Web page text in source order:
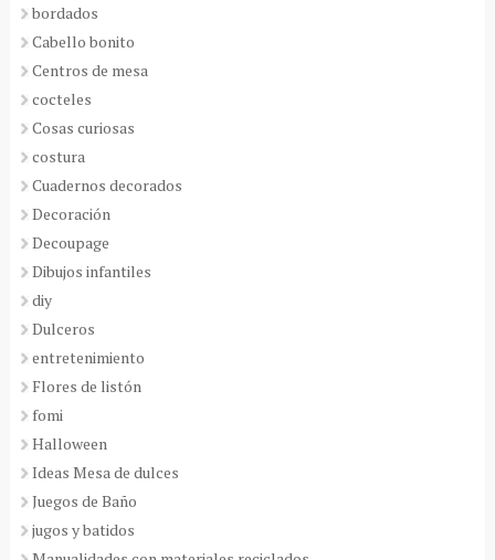
bordados
Cabello bonito
Centros de mesa
cocteles
Cosas curiosas
costura
Cuadernos decorados
Decoración
Decoupage
Dibujos infantiles
diy
Dulceros
entretenimiento
Flores de listón
fomi
Halloween
Ideas Mesa de dulces
Juegos de Baño
jugos y batidos